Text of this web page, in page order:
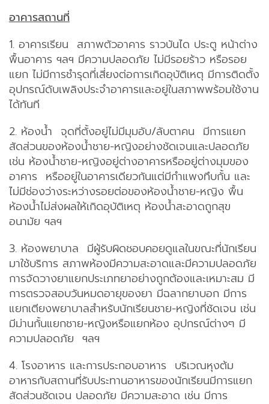
อาคารสถานที่
1. อาคารเรียน สภาพตัวอาคาร ราวบันได ประตู หน้าต่าง
พื้นอาคาร ฯลฯ มีความปลอดภัย ไม่มีรอยร้าว หรือรอย
แยก ไม่มีการชำรุดที่เสี่ยงต่อการเกิดอุบัติเหตุ มีการติดตั้ง
อุปกรณ์ดับเพลิงประจำอาคารและอยู่ในสภาพพร้อมใช้งาน
ได้ทันที
2. ห้องน้ำ จุดที่ตั้งอยู่ไม่มีมุมอับ/ลับตาคน มีการแยก
สัดส่วนของห้องน้ำชาย-หญิงอย่างชัดเจนและปลอดภัย
เช่น ห้องน้ำชาย-หญิงอยู่ต่างอาคารหรืออยู่ต่างมุมของ
อาคาร หรืออยู่ในอาคารเดียวกันแต่มีกำแพงทึบกั้น และ
ไม่มีช่องว่างระหว่างรอยต่อของห้องน้ำชาย-หญิง พื้น
ห้องน้ำไม่ส่งผลให้เกิดอุบัติเหตุ ห้องน้ำสะอาดถูกสุข
อนามัย ฯลฯ
3. ห้องพยาบาล มีผู้รับผิดชอบคอยดูแลในขณะที่นักเรียน
มาใช้บริการ สภาพห้องมีความสะอาดและมีความปลอดภัย
การจัดวางยาแยกประเภทยาอย่างถูกต้องและเหมาะสม มี
การตรวจสอบวันหมดอายุของยา มีฉลากยาบอก มีการ
แยกเตียงพยาบาลสำหรับนักเรียนชาย-หญิงที่ชัดเจน เช่น
มีม่านกั้นแยกชาย-หญิงหรือแยกห้อง อุปกรณ์ต่างๆ มี
ความปลอดภัย ฯลฯ
4. โรงอาหาร และการประกอบอาหาร บริเวณหุงต้ม
อาหารกับสถานที่รับประทานอาหารของนักเรียนมีการแยก
สัดส่วนชัดเจน ปลอดภัย มีความสะอาด เช่น มีการ